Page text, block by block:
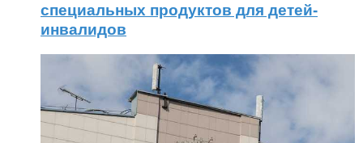
специальных продуктов для детей-
инвалидов